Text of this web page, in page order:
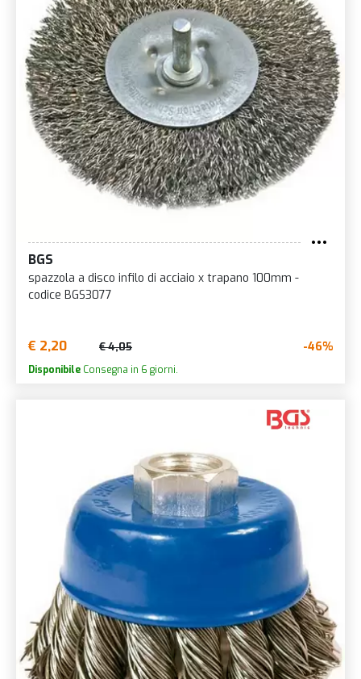
BGS
spazzola a disco infilo di acciaio x trapano 100mm -
codice BGS3077
€ 2,20 € 4,05 -46%
Disponibile Consegna in 6 giorni.